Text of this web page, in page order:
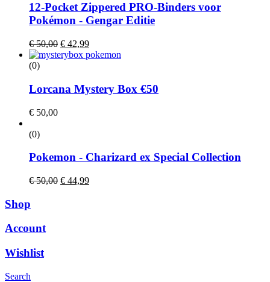
12-Pocket Zippered PRO-Binders voor
Pokémon - Gengar Editie
€50,00 Oorspronkelijke
prijs
€ 42,99Huidige
prijs
(0)
Lorcana Mystery Box €50
€ 50,00
(0)
Pokemon - Charizard ex Special Collection
€50,00 Oorspronkelijke
€ 44,99Huidige
Shop
Account
Wishlist
Search